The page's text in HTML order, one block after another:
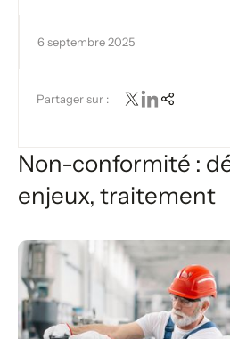
6 septembre 2025
Partager sur :
Non-conformité :
enjeux, traitement